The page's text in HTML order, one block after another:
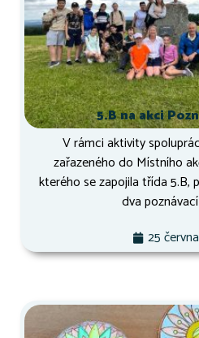
5.B na akci
V rámci aktivity
zařazeného do Místního
kterého se zapojila třída 5.B,
dva
25